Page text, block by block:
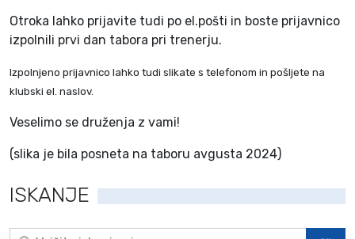
Otroka lahko prijavite tudi po el.pošti in boste prijavnico
izpolnili prvi dan tabora pri trenerju.
Izpolnjeno prijavnico lahko tudi slikate s telefonom in pošljete na
klubski el. naslov.
Veselimo se druženja z vami!
(slika je bila posneta na taboru avgusta 2024)
ISKANJE